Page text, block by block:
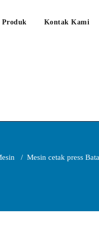
Produk Kontak Kami
/ Mesin cetak press